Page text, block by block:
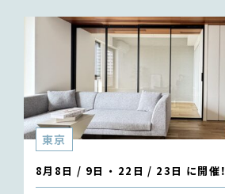
東京
8月8日 / 9日 ・ 22日 / 23日 に開催！